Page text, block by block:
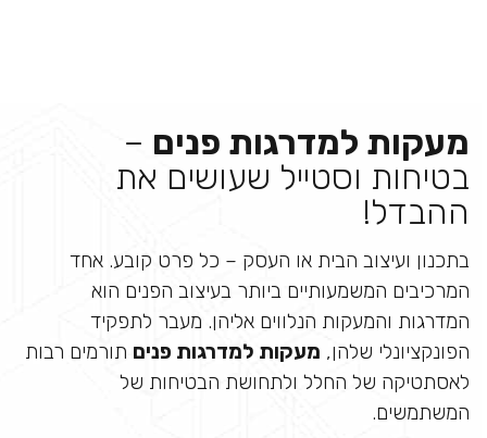
מעקות למדרגות פנים –
בטיחות וסטייל שעושים את
ההבדל!
בתכנון ועיצוב הבית או העסק – כל פרט קובע. אחד
המרכיבים המשמעותיים ביותר בעיצוב הפנים הוא
המדרגות והמעקות הנלווים אליהן. מעבר לתפקיד
הפונקציונלי שלהן, מעקות למדרגות פנים תורמים רבות
לאסתטיקה של החלל ולתחושת הבטיחות של
המשתמשים.